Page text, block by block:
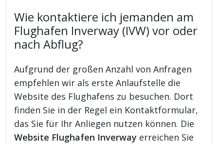
Wie kontaktiere ich jemanden am
Flughafen Inverway (IVW) vor oder
nach Abflug?
Aufgrund der großen Anzahl von Anfragen
empfehlen wir als erste Anlaufstelle die
Website des Flughafens zu besuchen. Dort
finden Sie in der Regel ein Kontaktformular,
das Sie für Ihr Anliegen nutzen können. Die
Website Flughafen Inverway erreichen Sie